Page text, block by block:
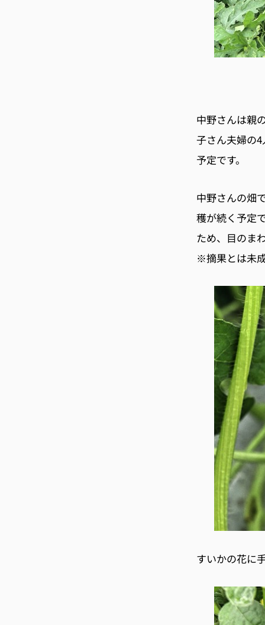
中野さんは親
子さん夫婦の
予定です。
中野さんの畑
穫が続く予定
ため、目のま
※摘果とは未
すいかの花に